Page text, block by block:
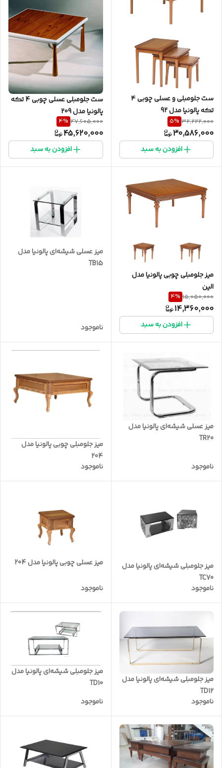
ست جلومبلی و عسلی چوبی ۴
تکه پالونیا مدل 92
32,222,000
5%
30,586,000
افزودن به سبد
ست جلومبلی عسلی چوبی 4 تکه
پالونیا مدل 209
47,605,000
4%
45,620,000
افزودن به سبد
میز جلومبلی چوبی پالونیا مدل
الین
15,050,000
4%
14,360,000
افزودن به سبد
میز عسلی شیشه‌ای پالونیا مدل
TB15
ناموجود
میز عسلی شیشه‌ای پالونیا مدل
TR20
ناموجود
میز جلومبلی چوبی پالونیا مدل
204
ناموجود
میز جلومبلی شیشه‌ای پالونیا مدل
TC70
ناموجود
میز عسلی چوبی پالونیا مدل 204
ناموجود
میز جلومبلی شیشه‌ای پالونیا مدل
TD12
ناموجود
میز جلومبلی شیشه‌ای پالونیا مدل
TD10
ناموجود